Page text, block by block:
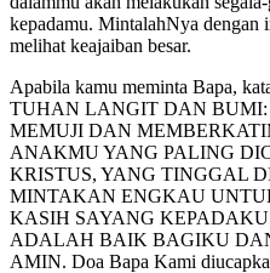
kepadamu. MintalahNya dengan
melihat keajaiban besar.
Apabila kamu meminta Bapa,
TUHAN LANGIT DAN
MEMUJI DAN
ANAKMU YANG PALING
KRISTUS, YANG TINGGAL
MINTAKAN ENGKAU
KASIH SAYANG
ADALAH BAIK BAGIKU
AMIN. Doa Bapa Kami